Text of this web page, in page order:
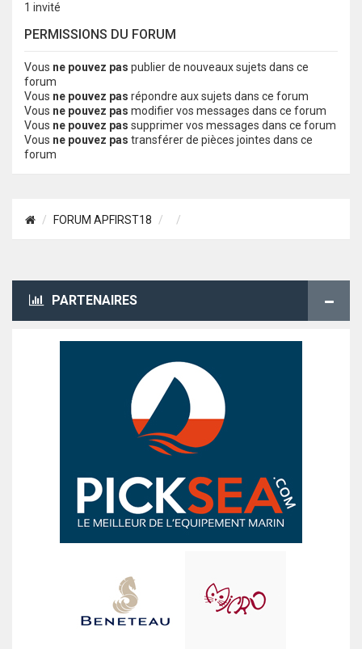
1 invité
PERMISSIONS DU FORUM
Vous ne pouvez pas publier de nouveaux sujets dans ce
forum
Vous ne pouvez pas répondre aux sujets dans ce forum
Vous ne pouvez pas modifier vos messages dans ce forum
Vous ne pouvez pas supprimer vos messages dans ce forum
Vous ne pouvez pas transférer de pièces jointes dans ce
forum
FORUM APFIRST18
PARTENAIRES